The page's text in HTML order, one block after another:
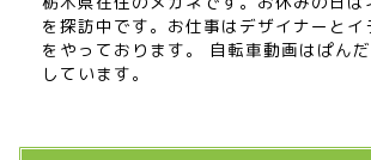
を探訪中です。お仕事はデザイナーとイ
をやっております。 自転車動画はぱん
しています。